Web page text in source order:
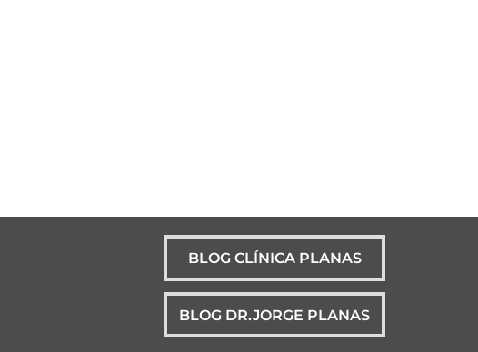
BLOG CLÍNICA PLANAS
BLOG DR.JORGE PLANAS